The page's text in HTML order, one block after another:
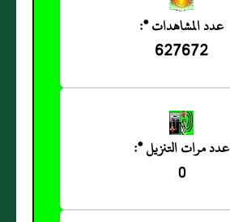
عدد المشاهدات *:
627672
عدد مرات التنزيل *:
0